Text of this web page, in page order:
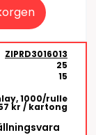
ZIPRD3016013
25
15
1000/rulle
kr / kartong